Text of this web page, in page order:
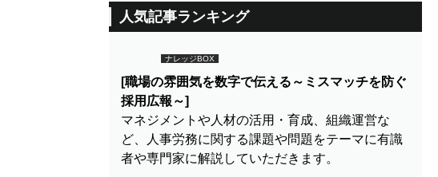
人気記事ランキング
ナレッジBOX
[職場の雰囲気を数字で伝える～ミスマッチを防ぐ
採用広報～]
マネジメントや人材の活用・育成、組織運営な
ど、人事労務に関する課題や問題をテーマに有識
者や専門家に解説していただきます。